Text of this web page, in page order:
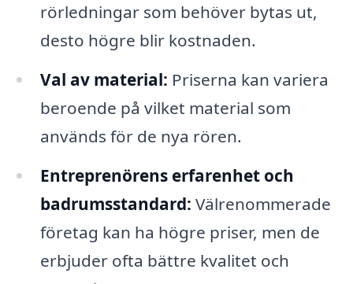
rörledningar som behöver bytas ut,
desto högre blir kostnaden.
Val av material: Priserna kan variera
beroende på vilket material som
används för de nya rören.
Entreprenörens erfarenhet och
badrumsstandard: Välrenommerade
företag kan ha högre priser, men de
erbjuder ofta bättre kvalitet och